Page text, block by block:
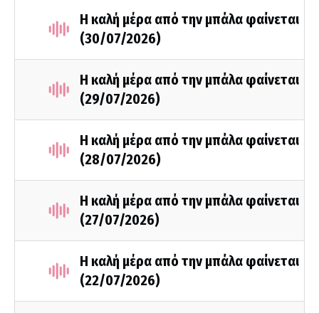
Η καλή μέρα από την μπάλα φαίνεται
(30/07/2026)
Η καλή μέρα από την μπάλα φαίνεται
(29/07/2026)
Η καλή μέρα από την μπάλα φαίνεται
(28/07/2026)
Η καλή μέρα από την μπάλα φαίνεται
(27/07/2026)
Η καλή μέρα από την μπάλα φαίνεται
(22/07/2026)